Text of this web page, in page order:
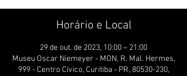
Horário e Local
29 de out. de 2023, 10:00 – 21:00
Museu Oscar Niemeyer - MON, R. Mal. Hermes,
999 - Centro Cívico, Curitiba - PR, 80530-230,